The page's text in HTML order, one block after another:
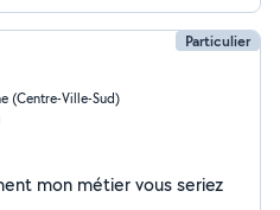
Particulier
(Centre-Ville-Sud)
mon métier vous seriez